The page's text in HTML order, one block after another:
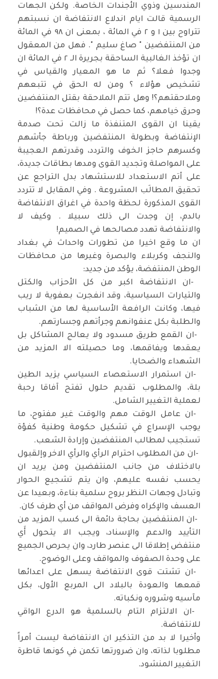
المندسين وذوي الأجندات الخاصة. ولكن الجهات
الرسمية قالت ايام اندلاع الانتفاضة ان نسبتهم
تتراوح بين ١ و ٢ في المائة ، بمعنى ان ٩٨ في المائة
من المنتفضين " صاغ سليم ". فهل من المعقول
ان تؤخذ الغالبية الساحقة بجريرة الـ ٢ في المائة ان
وجدوا فعلا؟ ثم ما هو المعيار والقياس في
تشخيص هؤلاء ؟ ومن له الحق في تتبعهم
وملاحقتهم؟! وهل تتم الملاحقة بقتل المنتفضين
وحرق خيامهم، كما حصل في محافظات عدة؟!
يقينا ان القوى المتنفذة ما زالت تحت صدمة
الإنتفاضة وبطولة المنتفضين ورباطة جأشهم
وكسرهم حاجز الخوف والتردد، وقدرتهم العجيبة
على المواصلة وتجديد القوى ومدها بطاقات جديدة،
على أتم الاستعداد للاستشهاد بدل التراجع عن
تحقيق المطالَب المشروعة . وفي المقابل لا تتردد
القوى المذكورة لحظة واحدة في اغراق الانتفاضة
بالدم، إن وجدت الى ذلك سبيلا . وكيف لا
والانتفاضة تهدد مصالحها في الصميم!
ان ما وقع اخيرا من تطورات واحداث في بغداد
والنجف وكربلاء والبصرة وغيرها من محافظات
الوطن المنتفضة، يؤكد من جديد:
-ان الانتفاضة اكبر من كل الأحزاب والكتل
والتيارات السياسية، وقد انفجرت بعفوية لا ريب
فيها، وكانت الرافعة الأساسية لها من الشباب
والطلبة بكل عنفوانهم وجرأتهم وجسارتهم.
-ان القمع طريق مسدود ولا يعالج المشاكل بل
يعقدها ويفاقمها، وما حصيلته الا المزيد من
الشهداء والضحايا.
-ان استمرار الاستعصاء السياسي يزيد الطين
بلة، والمطلوب تقديم حلول تفتح آفاقا رحبة
لعملية التغيير الشامل.
-ان عامل الوقت مهم والوقت غير مفتوح، ما
يوجب الإسراع في تشكيل حكومة وطنية كفؤة
تستجيب لمطالب المنتفضين وإرادة الشعب.
-ان من المطلوب احترام الرأي والرأي الاخر وإلقبول
بالاختلاف من جانب المنتفضين ومن يريد ان
يحسب نفسه عليهم، وان يتم تشجيع الحوار
وتبادل وجهات النظر بروح سلمية بناءة، وبعيدا عن
العسف والإكراه وفرض المواقف من أي طرف كان.
-ان المنتفضين بحاجة دائمة الى كسب المزيد من
التأييد والدعم والإسناد، ويجب الا يتحول أَي
منتفض إطلاقا الى عنصر طارد، وان يحرص الجميع
على وحدة الصفوف والمواقف وعلى الوضوح.
-ان تشتت قوى الانتفاضة يسهل على اعدائها
قمعها والعودة بالبلاد الى المربع الأول، بكل
مآسيه وشروره ونكباته.
-ان الالتزام التام بالسلمية هو الدرع الواقي
للانتفاضة.
وأخيرا لا بد من التذكير ان الانتفاضة ليست أمراً
مطلوبا لذاته، وان ضرورتها تكمن في كونها قاطرة
التغيير المنشود.